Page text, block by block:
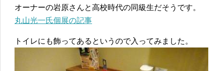
オーナーの岩原さんと高校時代の同級生だそうです。
丸山光一氏個展の記事
トイレにも飾ってあるというので入ってみました。